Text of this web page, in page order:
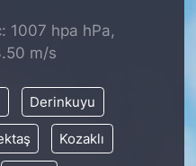
1007 hpa hPa,
m/s
Derinkuyu
Kozaklı